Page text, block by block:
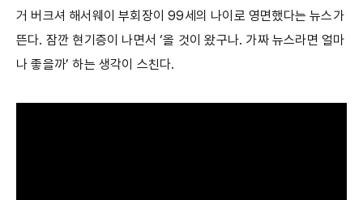
거 버크셔 해서웨이 부회장이 99세의 나이로 영면했다는 뉴스가
뜬다. 잠깐 현기증이 나면서 ‘올 것이 왔구나. 가짜 뉴스라면 얼마
나 좋을까’ 하는 생각이 스친다.